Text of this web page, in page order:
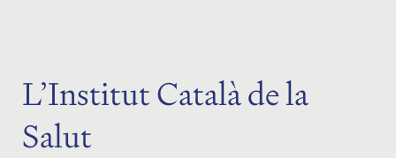
L’Institut Català de la
Salut